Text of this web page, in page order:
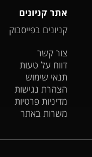
אתר קניונים
קניונים בפייסבוק
צור קשר
דווח על טעות
תנאי שימוש
הצהרת נגישות
מדיניות פרטיות
משרות באתר